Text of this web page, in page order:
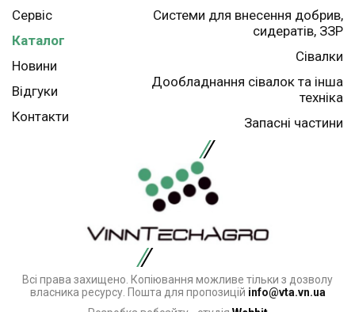
Сервіс
Каталог
Новини
Відгуки
Контакти
Системи для внесення добрив,
сидератів, ЗЗР
Сівалки
Дообладнання сівалок та інша
техніка
Запасні частини
Всі права захищено. Копіювання можливе тільки з дозволу
власника ресурсу. Пошта для пропозицій info@vta.vn.ua